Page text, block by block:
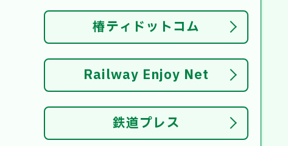
椿ティドットコム
Railway Enjoy Net
鉄道プレス